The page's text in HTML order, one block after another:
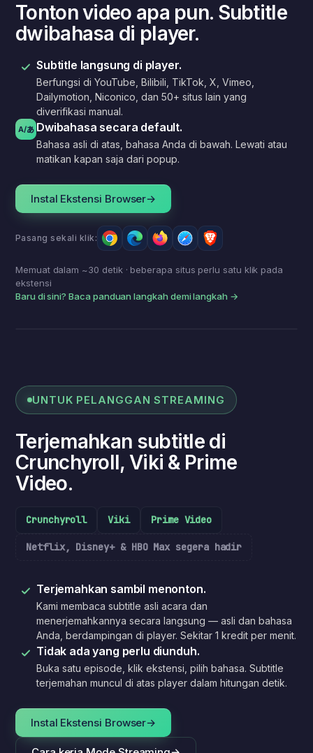
Tonton video apa pun. Subtitle
dwibahasa di player.
Subtitle langsung di player.
Berfungsi di YouTube, Bilibili, TikTok, X, Vimeo,
Dailymotion, Niconico, dan 50+ situs lain yang
diverifikasi manual.
A/あ Dwibahasa secara default.
Bahasa asli di atas, bahasa Anda di bawah. Lewati atau
matikan kapan saja dari popup.
Instal Ekstensi Browser→
Pasang sekali klik:
Memuat dalam ~30 detik · beberapa situs perlu satu klik pada
ekstensi
Baru di sini? Baca panduan langkah demi langkah →
안녕하세요, 만나서 반갑습니다.
UNTUK PELANGGAN STREAMING
Terjemahkan subtitle di
Crunchyroll, Viki & Prime
Video.
Crunchyroll Viki Prime Video
Netflix, Disney+ & HBO Max segera hadir
Terjemahkan sambil menonton.
Kami membaca subtitle asli acara dan
menerjemahkannya secara langsung — asli dan bahasa
Anda, berdampingan di player. Sekitar 1 kredit per menit.
Tidak ada yang perlu diunduh.
Buka satu episode, klik ekstensi, pilih bahasa. Subtitle
terjemahan muncul di atas player dalam hitungan detik.
Instal Ekstensi Browser→